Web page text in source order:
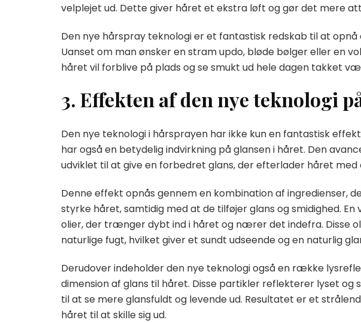
velplejet ud. Dette giver håret et ekstra løft og gør det mere
Den nye hårspray teknologi er et fantastisk redskab til at opnå
Uanset om man ønsker en stram updo, bløde bølger eller en
håret vil forblive på plads og se smukt ud hele dagen takket
3. Effekten af den nye teknologi
Den nye teknologi i hårsprayen har ikke kun en fantastisk
har også en betydelig indvirkning på glansen i håret. Den
udviklet til at give en forbedret glans, der efterlader håret med
Denne effekt opnås gennem en kombination af ingredienser,
styrke håret, samtidig med at de tilføjer glans og smidighed.
olier, der trænger dybt ind i håret og nærer det indefra. Disse
naturlige fugt, hvilket giver et sundt udseende og en naturlig
Derudover indeholder den nye teknologi også en række
dimension af glans til håret. Disse partikler reflekterer lyset
til at se mere glansfuldt og levende ud. Resultatet er et
håret til at skille sig ud.